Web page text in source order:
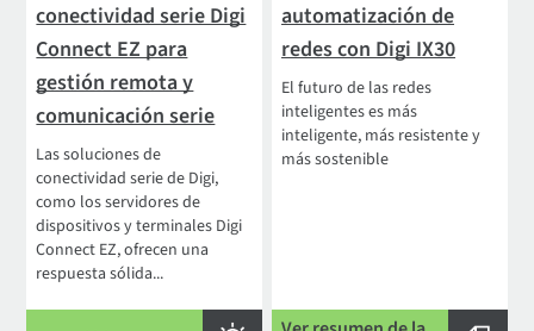
conectividad serie Digi
Connect EZ para
gestión remota y
comunicación serie
Las soluciones de
conectividad serie de Digi,
como los servidores de
dispositivos y terminales Digi
Connect EZ, ofrecen una
respuesta sólida...
automatización de
redes con Digi IX30
El futuro de las redes
inteligentes es más
inteligente, más resistente y
más sostenible